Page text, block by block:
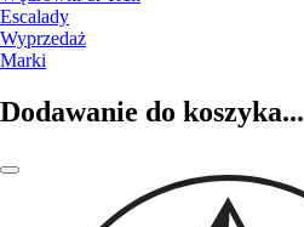
Escalady
Wyprzedaż
Marki
Dodawanie do koszyka...